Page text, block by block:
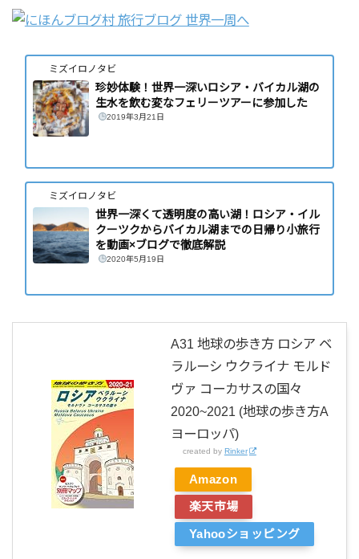
ミズイロノタビ
珍妙体験！世界一深いロシア・バイカル湖の
生水を飲む変なフェリーツアーに参加した
2019年3月21日
ミズイロノタビ
世界一深くて透明度の高い湖！ロシア・イル
クーツクからバイカル湖までの日帰り小旅行
を動画×ブログで徹底解説
2020年5月19日
A31 地球の歩き方 ロシア ベ
ラルーシ ウクライナ モルド
ヴァ コーカサスの国々
2020~2021 (地球の歩き方A
ヨーロッパ)
created by Rinker
Amazon
楽天市場
Yahooショッピング